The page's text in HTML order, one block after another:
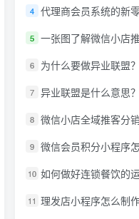
4 代理商会员系统的新零售
5 一张图了解微信小店推客带货新模式，详解什么是
6 为什么要做异业联盟？
7 异业联盟是什么意思？
8 微信小店全域推客分销系统，助力小店商
9 微信会员积分小程序
10 如何做好连锁餐饮的运营管理，
11 理发店小程序怎么制